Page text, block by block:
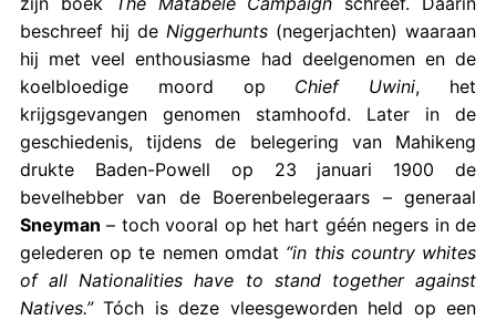
beschreef hij de Niggerhunts (negerjachten) waaraan
hij met veel enthousiasme had deelgenomen en de
koelbloedige moord op Chief Uwini, het
krijgsgevangen genomen stamhoofd. Later in de
geschiedenis, tijdens de belegering van Mahikeng
drukte Baden-Powell op 23 januari 1900 de
bevelhebber van de Boerenbelegeraars – generaal
Sneyman – toch vooral op het hart géén negers in de
gelederen op te nemen omdat “in this country whites
of all Nationalities have to stand together against
Natives.”Tóch is deze vleesgeworden held op een